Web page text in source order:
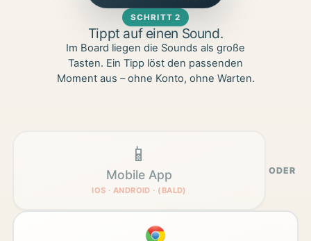
SCHRITT 2
Tippt auf einen Sound.
Im Board liegen die Sounds als große
Tasten. Ein Tipp löst den passenden
Moment aus – ohne Konto, ohne Warten.
📱
Mobile App
IOS · ANDROID · (BALD)
ODER